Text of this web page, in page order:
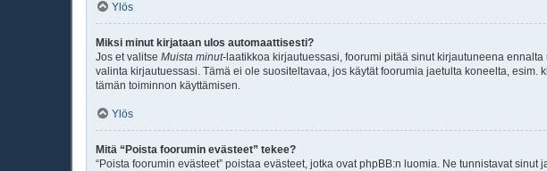
Ylös
Miksi minut kirjataan ulos automaattisesti?
Jos et valitse Muista minut-laatikkoa kirjautuessasi, foorumi pitää sinut kirjautuneena
valinta kirjautuessasi. Tämä ei ole suositeltavaa, jos käytät foorumia jaetulta koneelta,
tämän toiminnon käyttämisen.
Ylös
Mitä “Poista foorumin evästeet” tekee?
“Poista foorumin evästeet” poistaa evästeet, jotka ovat phpBB:n luomia. Ne tunnistavat